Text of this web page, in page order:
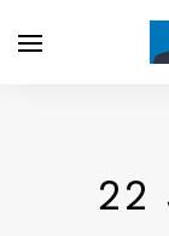
22